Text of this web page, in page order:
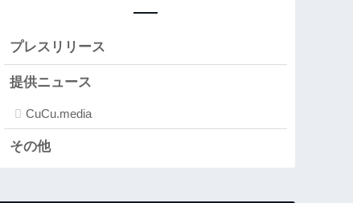
プレスリリース
提供ニュース
CuCu.media
その他